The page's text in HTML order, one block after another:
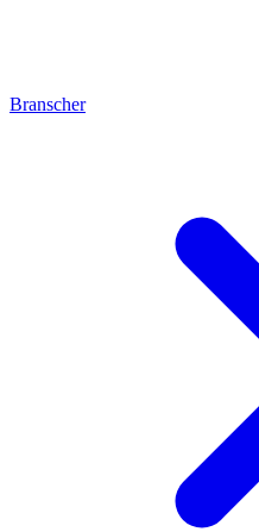
Branscher